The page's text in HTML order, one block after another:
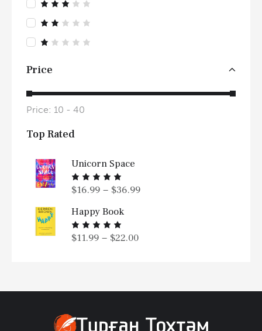
4из 5
ка 3
енк
5
е
а
и
Price
Price: 10 - 40
Top Rated
Unicorn Space
Оценка
$16.99 – $36.99
Happy Book
Оценка
$11.99 – $22.00